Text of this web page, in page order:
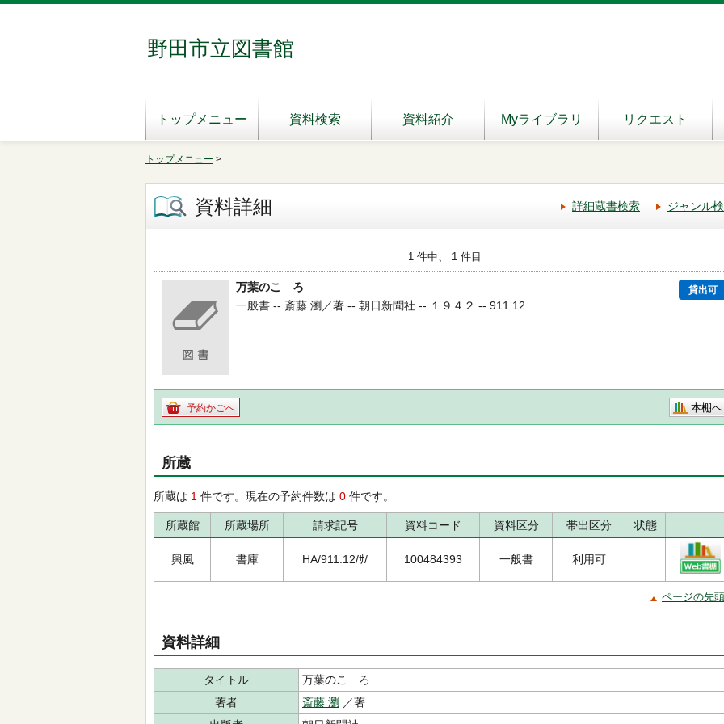
野田市立図書館
トップメニュー 資料検索 資料紹介 Myライブラリ リクエスト
トップメニュー >
資料詳細 詳細蔵書検索 ジャンル
1 件中、 1 件目
万葉のこゝろ 貸出可
一般書 -- 斎藤 瀏／著 -- 朝日新聞社 -- １９４２ -- 911.12
予約かごへ 本棚へ
所蔵
所蔵は 1 件です。現在の予約件数は 0 件です。
所蔵館 所蔵場所 請求記号 資料コード 資料区分 帯出区分 状態
興風 書庫 HA/911.12/ｻ/ 100484393 一般書 利用可
ページの先
資料詳細
タイトル
万葉のこゝろ
著者
斎藤 瀏 ／著